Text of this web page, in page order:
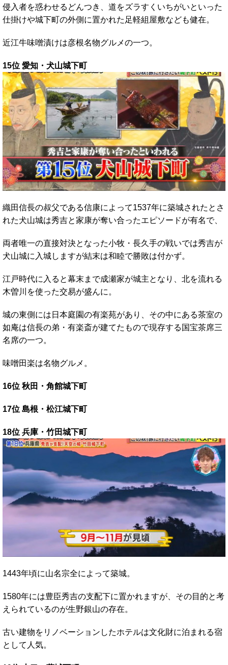
侵入者を惑わせるどんつき、道をズラすくいちがいといった
仕掛けや城下町の外側に置かれた足軽組屋敷なども健在。
近江牛味噌漬けは彦根名物グルメの一つ。
15位 愛知・犬山城下町
織田信長の叔父である信康によって1537年に築城されたとさ
れた犬山城は秀吉と家康が奪い合ったエピソードが有名で、
両者唯一の直接対決となった小牧・長久手の戦いでは秀吉が
犬山城に入城しますが結末は和睦で勝敗は付かず。
江戸時代に入ると幕末まで成瀬家が城主となり、北を流れる
木曽川を使った交易が盛んに。
城の東側には日本庭園の有楽苑があり、その中にある茶室の
如庵は信長の弟・有楽斎が建てたもので現存する国宝茶席三
名席の一つ。
味噌田楽は名物グルメ。
16位 秋田・角館城下町
17位 島根・松江城下町
18位 兵庫・竹田城下町
1443年頃に山名宗全によって築城。
1580年には豊臣秀吉の支配下に置かれますが、その目的と考
えられているのが生野銀山の存在。
古い建物をリノベーションしたホテルは文化財に泊まれる宿
として人気。